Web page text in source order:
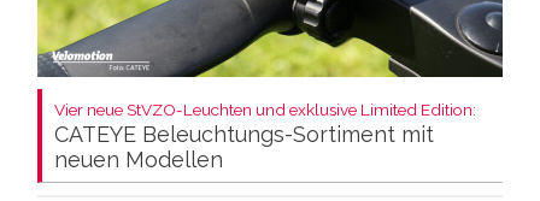
Vier neue StVZO-Leuchten und exklusive Limited Edition:
CATEYE Beleuchtungs-Sortiment mit
neuen Modellen